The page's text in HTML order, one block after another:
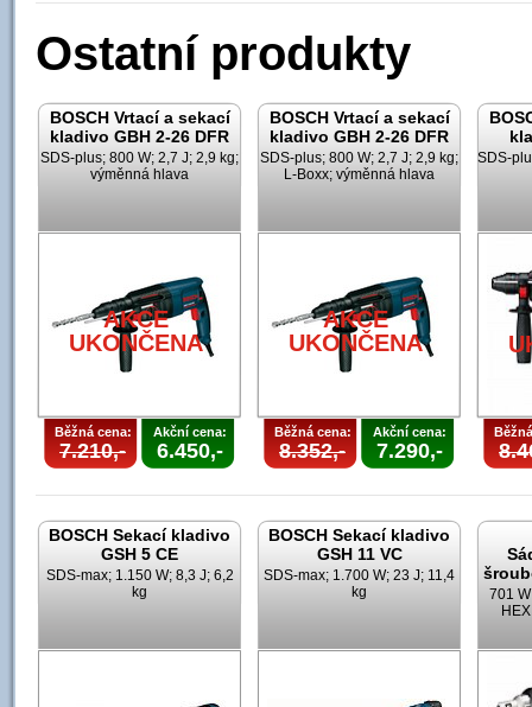
Ostatní produkty
BOSCH Vrtací a sekací
kladivo GBH 2-26 DFR
SDS-plus; 800 W; 2,7 J; 2,9 kg;
výměnná hlava
AKCE
UKONČENA
Běžná cena:
7.210,-
Akční cena:
6.450,-
BOSCH Vrtací a sekací
kladivo GBH 2-26 DFR
SDS-plus; 800 W; 2,7 J; 2,9 kg;
L-Boxx; výměnná hlava
AKCE
UKONČENA
Běžná cena:
8.352,-
Akční cena:
7.290,-
SDS-
BOSCH Sekací kladivo
GSH 5 CE
SDS-max; 1.150 W; 8,3 J; 6,2
kg
BOSCH Sekací kladivo
GSH 11 VC
SDS-max; 1.700 W; 23 J; 11,4
kg
701